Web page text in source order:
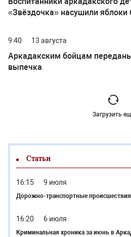
«Звёздочка» насушили яблоки
9:40 13 августа
Аркадакским бойцам
выпечка
Загрузить
Статьи
16:15 9 июля
Дорожно-транспортные
16:20 6 июля
Криминальная хроника за июнь в